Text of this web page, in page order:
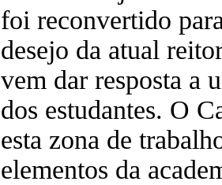
foi reconvertido
desejo da atual
vem dar resposta a
dos estudantes. O
esta zona de
elementos da